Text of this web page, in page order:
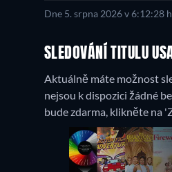
Dne 5. srpna 2026 v 6:12:28
SLEDOVÁNÍ TITULU
Aktuálně máte možnost
nejsou k dispozici žádné
bude zdarma, klikněte na